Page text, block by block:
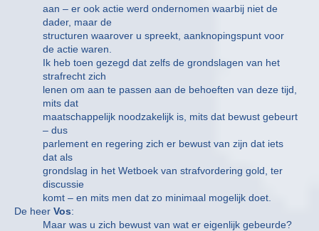
aan – er ook actie werd ondernomen waarbij niet de
dader, maar de
structuren waarover u spreekt, aanknopingspunt voor
de actie waren.
Ik heb toen gezegd dat zelfs de grondslagen van het
strafrecht zich
lenen om aan te passen aan de behoeften van deze tijd,
mits dat
maatschappelijk noodzakelijk is, mits dat bewust gebeurt
– dus
parlement en regering zich er bewust van zijn dat iets
dat als
grondslag in het Wetboek van strafvordering gold, ter
discussie
komt – en mits men dat zo minimaal mogelijk doet.
De heer Vos:
Maar was u zich bewust van wat er eigenlijk gebeurde?